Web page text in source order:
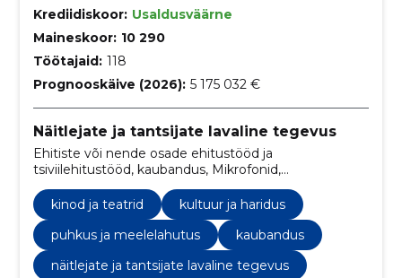
Krediidiskoor: Usaldusväärne
Maineskoor: 10 290
Töötajaid: 118
Prognooskäive (2026): 5 175 032 €
Näitlejate ja tantsijate lavaline tegevus
Ehitiste või nende osade ehitustööd ja
tsiviilehitustööd, kaubandus, Mikrofonid,
Arvutiseadmed ja nende tarvikud, Vabaajarajatiste
ehitustööd, Väikefurgoonautod, Universaalid,
Videosalvestus- või -taasesitusaparatuur,
Furgoonautod, Filmiseadmed
kinod ja teatrid
kultuur ja haridus
puhkus ja meelelahutus
kaubandus
näitlejate ja tantsijate lavaline tegevus